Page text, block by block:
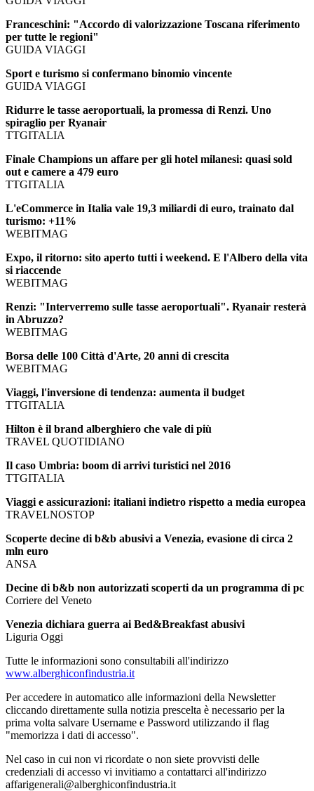
Franceschini: "Accordo di valorizzazione Toscana riferimento
per tutte le regioni"
GUIDA VIAGGI
Sport e turismo si confermano binomio vincente
GUIDA VIAGGI
Ridurre le tasse aeroportuali, la promessa di Renzi. Uno
spiraglio per Ryanair
TTGITALIA
Finale Champions un affare per gli hotel milanesi: quasi sold
out e camere a 479 euro
TTGITALIA
L'eCommerce in Italia vale 19,3 miliardi di euro, trainato dal
turismo: +11%
WEBITMAG
Expo, il ritorno: sito aperto tutti i weekend. E l'Albero della vita
si riaccende
WEBITMAG
Renzi: "Interverremo sulle tasse aeroportuali". Ryanair resterà
in Abruzzo?
WEBITMAG
Borsa delle 100 Città d'Arte, 20 anni di crescita
WEBITMAG
Viaggi, l'inversione di tendenza: aumenta il budget
TTGITALIA
Hilton è il brand alberghiero che vale di più
TRAVEL QUOTIDIANO
Il caso Umbria: boom di arrivi turistici nel 2016
TTGITALIA
Viaggi e assicurazioni: italiani indietro rispetto a media europea
TRAVELNOSTOP
Scoperte decine di b&b abusivi a Venezia, evasione di circa 2
mln euro
ANSA
Decine di b&b non autorizzati scoperti da un programma di pc
Corriere del Veneto
Venezia dichiara guerra ai Bed&Breakfast abusivi
Liguria Oggi
Tutte le informazioni sono consultabili all'indirizzo
www.alberghiconfindustria.it
Per accedere in automatico alle informazioni della Newsletter
cliccando direttamente sulla notizia prescelta è necessario per la
prima volta salvare Username e Password utilizzando il flag
"memorizza i dati di accesso".
Nel caso in cui non vi ricordate o non siete provvisti delle
credenziali di accesso vi invitiamo a contattarci all'indirizzo
affarigenerali@alberghiconfindustria.it